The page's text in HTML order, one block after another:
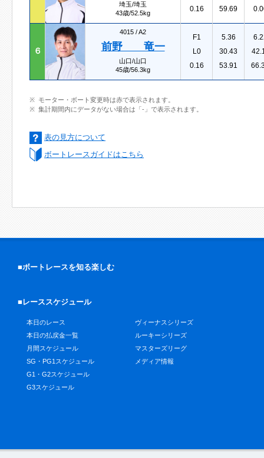
埼玉/埼玉
43歳/52.5kg
0.16
59.69
６
4015 /A2
前野 竜一
山口/山口
45歳/56.3kg
F1
L0
0.16
5.36
30.43
53.91
モーター・ボート変更時は赤で表示されます。
集計期間内にデータがない場合は「-」で表示されます。
表の見方について
ボートレースガイドはこちら
■ボートレースを知る楽しむ
■レーススケジュール
本日のレース
本日の払戻金一覧
月間スケジュール
SG・PG1スケジュール
G1・G2スケジュール
G3スケジュール
ヴィーナスシリーズ
ルーキーシリーズ
マスターズリーグ
メディア情報